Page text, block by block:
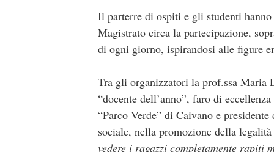
Il parterre di ospiti e gli studenti
Magistrato circa la partecipazione,
di ogni giorno, ispirandosi alle figure
Tra gli organizzatori la prof.ssa Maria
“docente dell’anno”, faro di
“Parco Verde” di Caivano e
sociale, nella promozione della
vedere i ragazzi completamente rapiti